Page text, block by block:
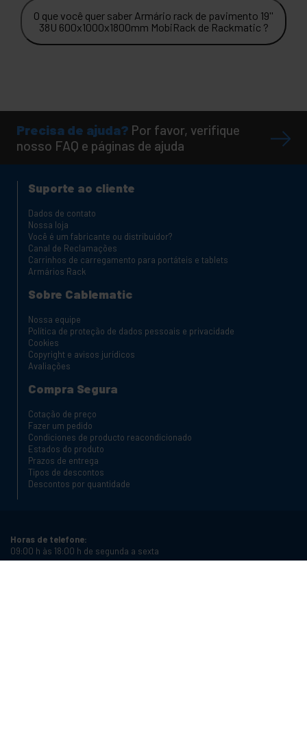
O que você quer saber Armário rack de pavimento 19''
38U 600x1000x1800mm MobiRack de Rackmatic ?
Precisa de ajuda? Por favor, verifique
nosso FAQ e páginas de ajuda
Suporte ao cliente
Dados de contato
Nossa loja
Você é um fabricante ou distribuidor?
Canal de Reclamações
Carrinhos de carregamento para portáteis e tablets
Armários Rack
Sobre Cablematic
Nossa equipe
Política de proteção de dados pessoais e privacidade
Cookies
Copyright e avisos jurídicos
Avaliações
Compra Segura
Cotação de preço
Fazer um pedido
Condiciones de producto reacondicionado
Estados do produto
Prazos de entrega
Tipos de descontos
Descontos por quantidade
Horas de telefone:
09:00 h às 18:00 h de segunda a sexta